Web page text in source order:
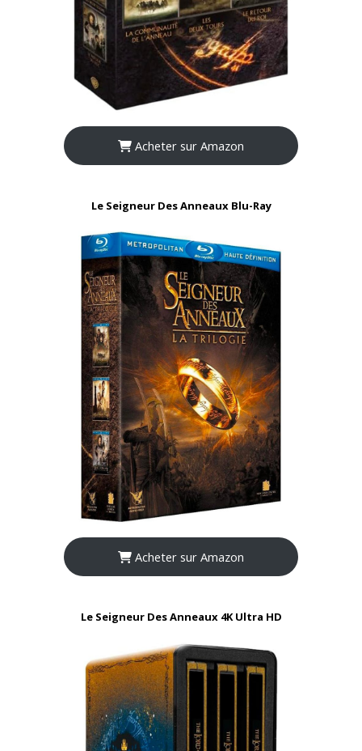
Acheter sur Amazon
Le Seigneur Des Anneaux Blu-Ray
Acheter sur Amazon
Le Seigneur Des Anneaux 4K Ultra HD